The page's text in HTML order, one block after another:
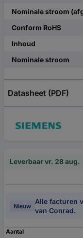
Nominale stroom
Conform RoHS
Inhoud
Nominale stroom
Datasheet (PDF)
Leverbaar vr. 28 aug.
Nieuw
Alle facturen
van Conrad.
Aantal